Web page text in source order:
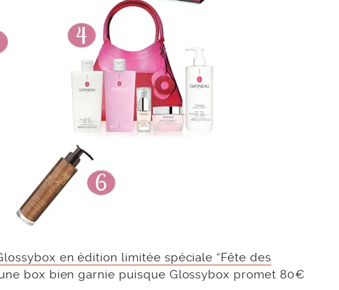
en édition limitée spéciale “Fête des
box bien garnie puisque Glossybox promet 80€